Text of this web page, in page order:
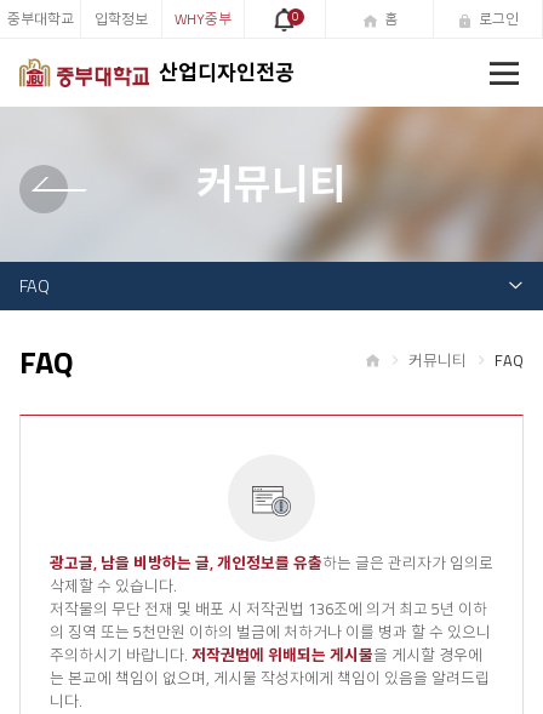
산업디자인전공
중부대학교 입학정보 WHY중부 0 홈 로그인
커뮤니티
FAQ
FAQ 커뮤니티 FAQ
광고글, 남을 비방하는 글, 개인정보를 유출하는 글은 관리자가 임의로
삭제할 수 있습니다.
저작물의 무단 전재 및 배포 시 저작권법 136조에 의거 최고 5년 이하
의 징역 또는 5천만원 이하의 벌금에 처하거나 이를 병과 할 수 있으니
주의하시기 바랍니다. 저작권법에 위배되는 게시물을 게시할 경우에
는 본교에 책임이 없으며, 게시물 작성자에게 책임이 있음을 알려드립
니다.